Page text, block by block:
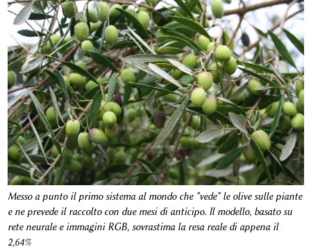
Messo a punto il primo sistema al mondo che "vede" le olive sulle piante
e ne prevede il raccolto con due mesi di anticipo. Il modello, basato su
rete neurale e immagini RGB, sovrastima la resa reale di appena il
2,64%